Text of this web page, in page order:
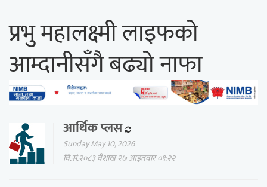
प्रभु महालक्ष्मी लाइफको
आम्दानीसँगै बढ्यो नाफा
आर्थिक प्लस
Sunday May 10, 2026
वि.सं.२०८३ वैशाख २७ आइतवार ०९:२२